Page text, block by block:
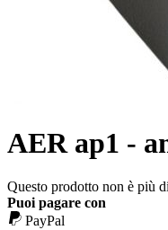
AER ap1 -
Questo prodotto non è più
Puoi pagare con
PayPal